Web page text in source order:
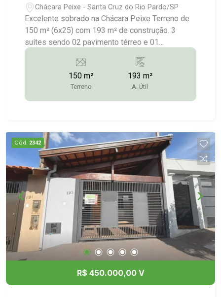
Chácara Peixe - Santa Cruz do Rio Pardo/SP
Excelente sobrado na Chácara Peixe Terreno de
150 m² (6x25) com 193 m² de construção. 3
suítes sendo 02 pavimento térreo e 01
pavimento superior 1 lavabo Sala ampla Cozinha
com armários Banheiros com gabinetes
Lavanderia coberta Energia Solar Churrasqueira
Garagem para 02 carros Mais informações: (14)
3372-2528 / (14) 99743-9789 (vendas)
150 m²
Terreno
193 m²
A. Útil
Cód. 2342
R$ 450.000,00 V